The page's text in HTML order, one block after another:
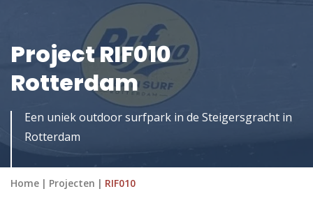
Project RIF010
Rotterdam
Een uniek outdoor surfpark in de Steigersgracht in
Rotterdam
Home | Projecten | RIF010